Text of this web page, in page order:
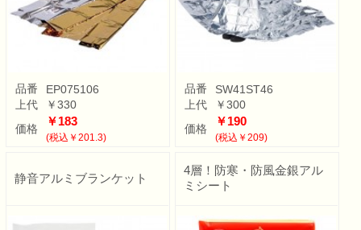
品番
EP075106
上代
￥330
価格
￥183
(税込￥201.3)
品番
SW41ST46
上代
￥300
価格
￥190
(税込￥209)
静音アルミブランケット
4層！防寒・防風金銀アル
ミシート